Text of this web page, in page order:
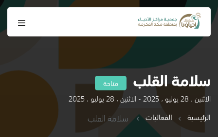
سلامة القلب متاحة
الاثنين ، 28 يوليو ، 2025 - الاثنين ، 28 يوليو ، 2025
الرئيسية
الفعاليات سلامة القلب